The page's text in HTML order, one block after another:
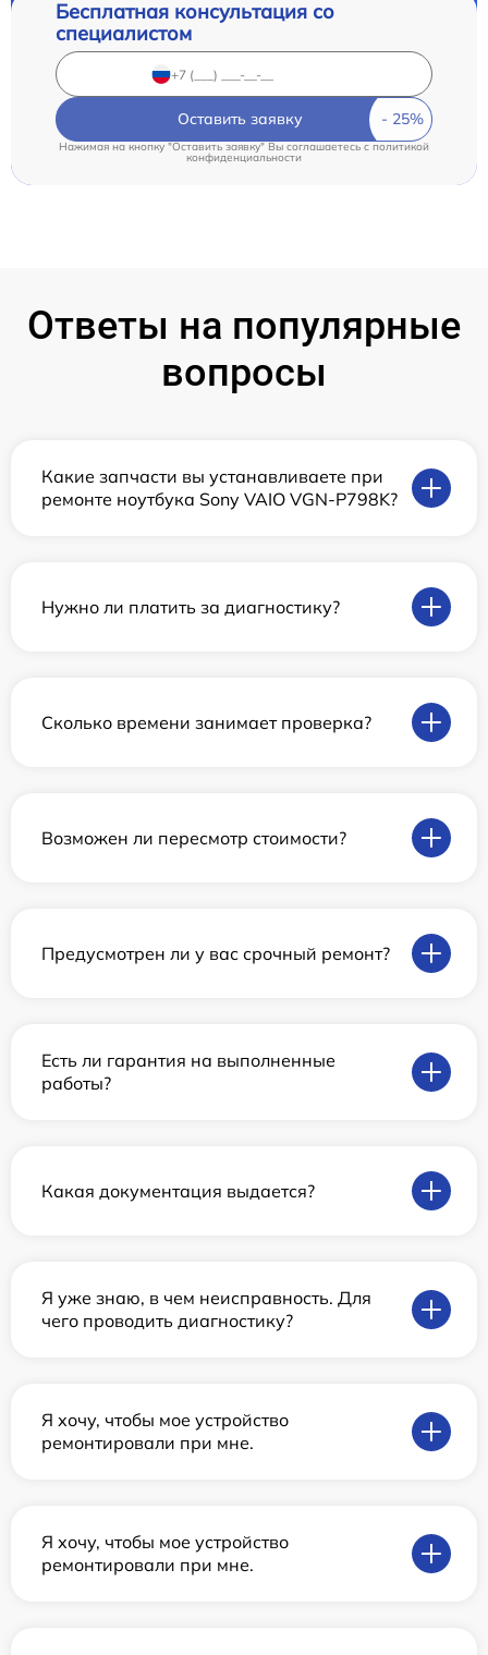
Бесплатная консультация со
специалистом
Оставить заявку
Нажимая на кнопку "Оставить заявку" Вы соглашаетесь c политикой
конфиденциальности
Ответы на популярные
вопросы
Какие запчасти вы устанавливаете при
ремонте ноутбука Sony VAIO VGN-P798K?
Нужно ли платить за диагностику?
Сколько времени занимает проверка?
Возможен ли пересмотр стоимости?
Предусмотрен ли у вас срочный ремонт?
Есть ли гарантия на выполненные
работы?
Какая документация выдается?
Я уже знаю, в чем неисправность. Для
чего проводить диагностику?
Я хочу, чтобы мое устройство
ремонтировали при мне.
Я хочу, чтобы мое устройство
ремонтировали при мне.